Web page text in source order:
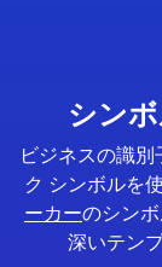
シン
ビジネスの識
ク シンボルを
ーカーのシン
深いテン